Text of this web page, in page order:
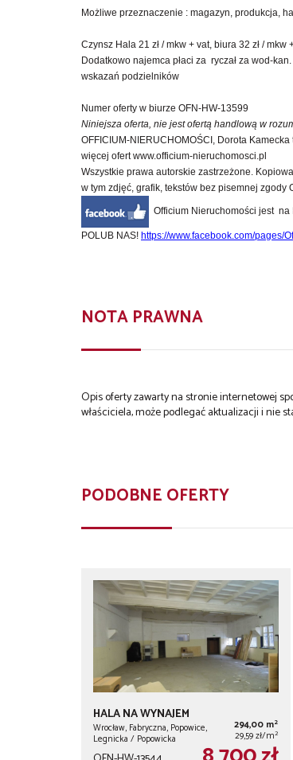
Możliwe przeznaczenie : magazyn, produkcja,
Czynsz Hala 21 zł / mkw + vat, biura 32 zł / mkw
Dodatkowo najemca płaci za ryczał za wod-
wskazań podzielników
Numer oferty w biurze OFN-HW-13599
Niniejsza oferta, nie jest ofertą handlową w
OFFICIUM-NIERUCHOMOŚCI, Dorota
więcej ofert www.officium-nieruchomosci.pl
Wszystkie prawa autorskie zastrzeżone.
w tym zdjęć, grafik, tekstów bez pisemnej zgody
Officium Nieruchomości jest na
POLUB NAS! https://www.facebook.com/pages/
NOTA PRAWNA
Opis oferty zawarty na stronie internetowej
właściciela, może podlegać aktualizacji i nie
PODOBNE OFERTY
HALA NA WYNAJEM
Wrocław, Fabryczna, Popowice,
Legnicka / Popowicka
294,00 m2
29,59 zł/m2